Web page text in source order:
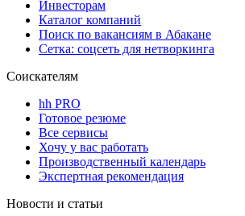
Инвесторам
Каталог компаний
Поиск по вакансиям в Абакане
Сетка: соцсеть для нетворкинга
Соискателям
hh PRO
Готовое резюме
Все сервисы
Хочу у вас работать
Производственный календарь
Экспертная рекомендация
Новости и статьи